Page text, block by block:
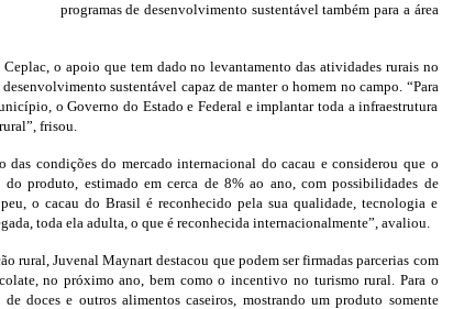
programas de desenvolvimento sustentável também para a área
o apoio que tem dado no levantamento das atividades rurais no
sustentável capaz de manter o homem no campo. “Para
o Governo do Estado e Federal e implantar toda a infraestrutura
frisou.
das condições do mercado internacional do cacau e considerou que o
produto, estimado em cerca de 8% ao ano, com possibilidades de
o cacau do Brasil é reconhecido pela sua qualidade, tecnologia e
toda ela adulta, o que é reconhecida internacionalmente”, avaliou.
rural, Juvenal Maynart destacou que podem ser firmadas parcerias com
no próximo ano, bem como o incentivo no turismo rural. Para o
doces e outros alimentos caseiros, mostrando um produto somente